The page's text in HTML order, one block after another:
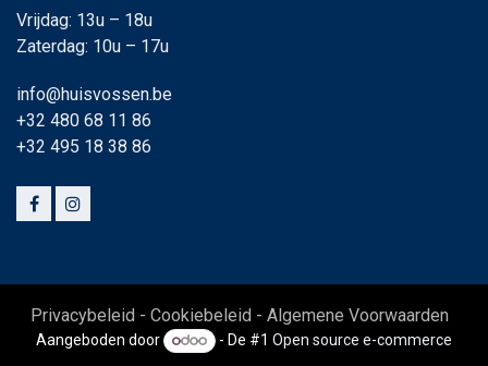
Vrijdag: 13u – 18u
Zaterdag: 10u – 17u
info@huisvossen.be
+32 480 68 11 86
+32 495 18 38 86
Privacybeleid - Cookiebeleid - Algemene Voorwaarden
Aangeboden door - De #1Open source e-commerce